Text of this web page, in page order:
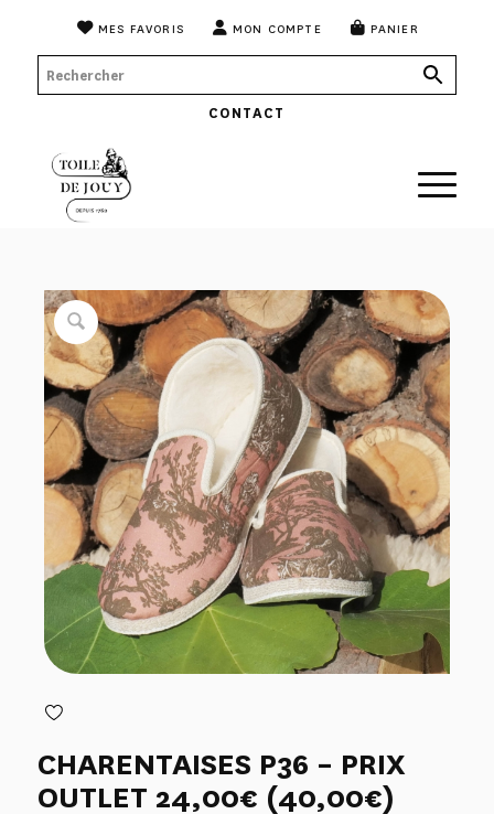
MES FAVORIS MON COMPTE PANIER
CONTACT
CHARENTAISES P36 – PRIX
OUTLET 24,00€ (40,00€)